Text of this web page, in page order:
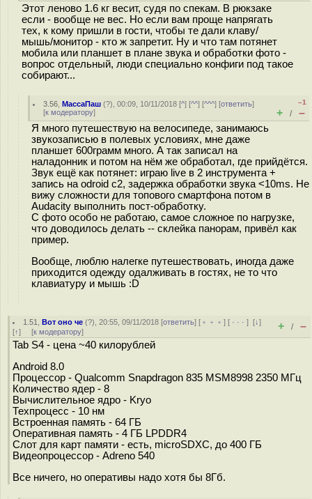
Этот леново 1.6 кг весит, судя по спекам. В рюкзаке
если - вообще не вес. Но если вам проще напрягать
тех, к кому пришли в гости, чтобы те дали клаву/
мышь/монитор - кто ж запретит. Ну и что там потянет
мобила или планшет в плане звука и обработки фото -
вопрос отдельный, люди специально конфиги под такое
собирают...
3.56 ,МассаПаш (?), 00:09, 10/11/2018 [^] [^^] [^^^] [ответить]
[к модератору]
–1
+ / –
Я много путешествую на велосипеде, занимаюсь
звукозаписью в полевых условиях, мне даже
планшет 600грамм много. А так записал на
наладонник и потом на нём же обработал, где прийдётся.
Звук ещё как потянет: играю live в 2 инструмента +
запись на odroid c2, задержка обработки звука <10ms. Не
вижу сложности для топового смартфона потом в
Audacity выполнить пост-обработку.
С фото особо не работаю, самое сложное по нагрузке,
что доводилось делать -- склейка панорам, привёл как
пример.
Вообще, люблю налегке путешествовать, иногда даже
приходится одежду одалживать в гостях, не то что
клавиатуру и мышь :D
1.51 ,Вот оно че (?), 20:55, 09/11/2018 [ответить] [ ﹢﹢﹢] [ · · ·][↓]
[↑] [к модератору] + / –
Tab S4 - цена ~40 килорублей
Android 8.0
Процессор - Qualcomm Snapdragon 835 MSM8998 2350 МГц
Количество ядер - 8
Вычислительное ядро - Kryo
Техпроцесс - 10 нм
Встроенная память - 64 ГБ
Оперативная память - 4 ГБ LPDDR4
Слот для карт памяти - есть, microSDXC, до 400 ГБ
Видеопроцессор - Adreno 540
Все ничего, но оперативы надо хотя бы 8Гб.